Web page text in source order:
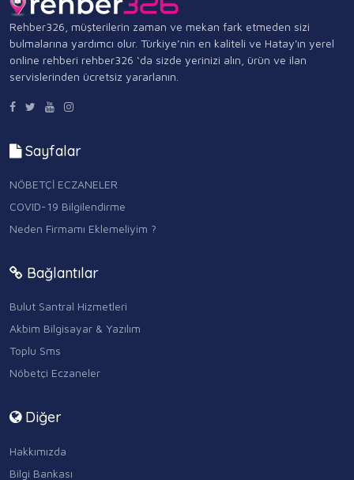
Rehber326, müşterilerin zaman ve mekan fark etmeden sizi
bulmalarına yardımcı olur. Türkiye’nin en kaliteli ve Hatay'ın yerel
online rehberi rehber326 ‘da sizde yerinizi alın, ürün ve ilan
servislerinden ücretsiz yararlanın.
Sayfalar
NÖBETÇİ ECZANELER
COVID-19 Bilgilendirme
Neden Firmamı Eklemeliyim ?
Bağlantılar
Bulut Santral Hizmetleri
Akbim Bilgisayar & Yazılım
Toplu Sms
Nöbetçi Eczaneler
Diğer
Hakkımızda
Bilgi Bankası